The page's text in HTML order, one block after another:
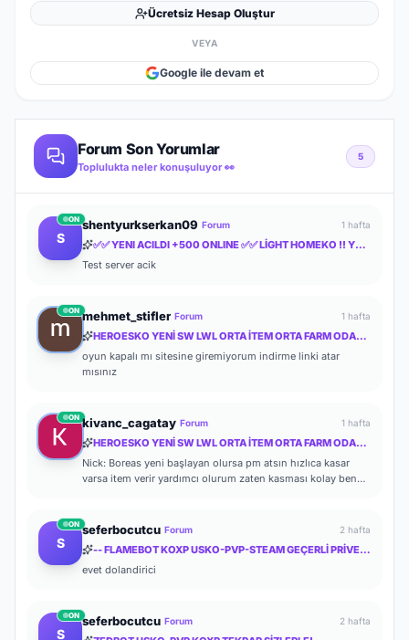
Ücretsiz Hesap Oluştur
VEYA
Google ile devam et
Forum Son Yorumlar
Toplulukta neler konuşuluyor 👀
5
S
ON shentyurkserkan09 Forum 1 hafta
✅✅ YENI ACILDI +500 ONLINE ✅✅ LİGHT HOMEKO !! YENİ BOX VE DRAGON SHELLER İLE✅✅
Test server acik
ON mehmet_stifler Forum 1 hafta
HEROESKO YENİ SW LWL ORTA İTEM ORTA FARM ODAKLI HERKESİ BEKLERİZ
oyun kapalı mı sitesine giremiyorum indirme linki atar
mısınız
ON kivanc_cagatay Forum 1 hafta
HEROESKO YENİ SW LWL ORTA İTEM ORTA FARM ODAKLI HERKESİ BEKLERİZ
Nick: Boreas yeni başlayan olursa pm atsın hızlıca kasar
varsa item verir yardımcı olurum zaten kasması kolay ben
S
ON seferbocutcu Forum 2 hafta
-- FLAMEBOT KOXP USKO-PVP-STEAM GEÇERLİ PRİVETE KOXP--
evet dolandirici
S
ON seferbocutcu Forum 2 hafta